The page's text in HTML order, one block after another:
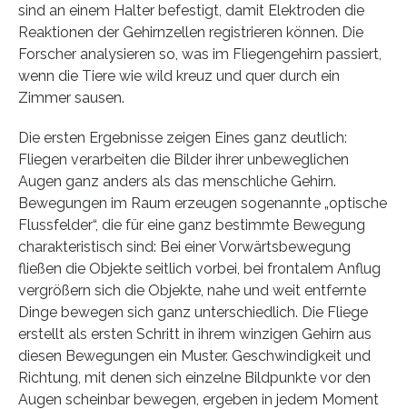
sind an einem Halter befestigt, damit Elektroden die
Reaktionen der Gehirnzellen registrieren können. Die
Forscher analysieren so, was im Fliegengehirn passiert,
wenn die Tiere wie wild kreuz und quer durch ein
Zimmer sausen.
Die ersten Ergebnisse zeigen Eines ganz deutlich:
Fliegen verarbeiten die Bilder ihrer unbeweglichen
Augen ganz anders als das menschliche Gehirn.
Bewegungen im Raum erzeugen sogenannte „optische
Flussfelder“, die für eine ganz bestimmte Bewegung
charakteristisch sind: Bei einer Vorwärtsbewegung
fließen die Objekte seitlich vorbei, bei frontalem Anflug
vergrößern sich die Objekte, nahe und weit entfernte
Dinge bewegen sich ganz unterschiedlich. Die Fliege
erstellt als ersten Schritt in ihrem winzigen Gehirn aus
diesen Bewegungen ein Muster. Geschwindigkeit und
Richtung, mit denen sich einzelne Bildpunkte vor den
Augen scheinbar bewegen, ergeben in jedem Moment